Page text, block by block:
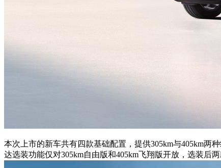
本次上市的新车共有四款基础配置，提供305km与405km两
达选装功能仅对305km自由版和405km飞翔版开放，选装后